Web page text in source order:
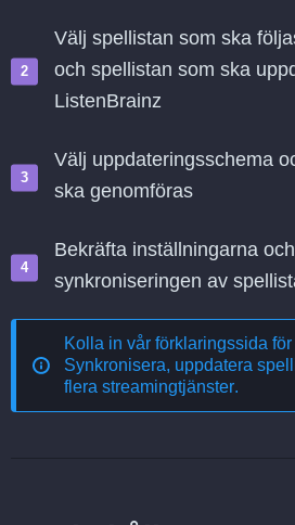
Välj spellistan som ska
och spellistan som ska
ListenBrainz
Välj uppdateringsschema
ska genomföras
Bekräfta inställningarna
synkroniseringen av
Kolla in vår förklaringssida
Synkronisera, uppdatera
flera streamingtjänster.